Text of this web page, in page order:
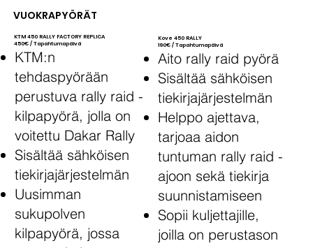
VUOKRAPYÖRÄT
KTM 450 RALLY FACTORY REPLICA
450€ / Tapahtumapäivä
KTM:n
tehdaspyörään
perustuva rally raid -
kilpapyörä, jolla on
voitettu Dakar Rally
Sisältää sähköisen
tiekirjajärjestelmän
Uusimman
sukupolven
kilpapyörä, jossa
Kove 450 RALLY
190€ / Tapahtumapäivä
Aito rally raid pyörä
Sisältää sähköisen
tiekirjajärjestelmän
Helppo ajettava,
tarjoaa aidon
tuntuman rally raid -
ajoon sekä tiekirja
suunnistamiseen
Sopii kuljettajille,
joilla on perustason